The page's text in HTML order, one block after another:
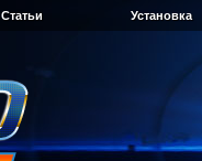
Статьи Установка